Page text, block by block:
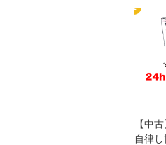
1
【中
自律し